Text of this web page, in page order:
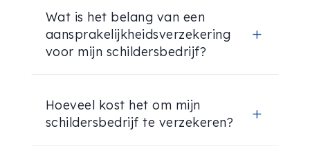
Wat is het belang van een
aansprakelijkheidsverzekering
voor mijn schildersbedrijf?
L
Hoeveel kost het om mijn
schildersbedrijf te verzekeren?
L